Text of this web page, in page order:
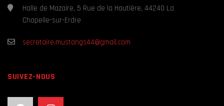
Halle de Mazaire, 5 Rue de la Hautière, 44240 La
Chapelle-sur-Erdre
secretaire.mustangs44@gmail.com
SUIVEZ-NOUS